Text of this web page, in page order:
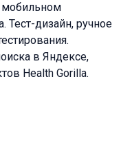
мобильном
Тест-дизайн, ручное
в Яндексе,
Health Gorilla.